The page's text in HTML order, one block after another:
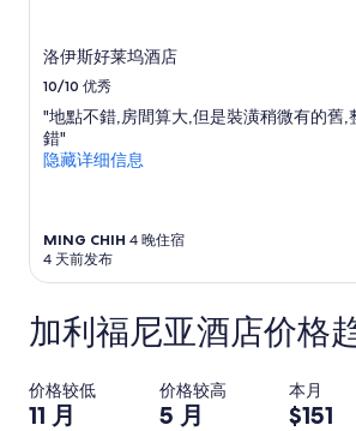
款。洛伊斯好莱坞酒店
10/10 优秀
"地點不錯,房間算大,但是裝潢稍微有的舊,
錯"
隐藏详细信息
MING CHIH 4 晚住宿
4 天前发布
加利福尼亚酒店价格
价格较低 价格较高 本月
11 月 5 月 $151